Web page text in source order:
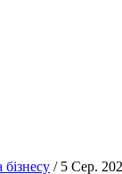
/ 5 Сер.